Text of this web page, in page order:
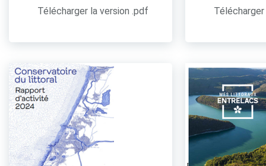
Télécharger la version .pdf